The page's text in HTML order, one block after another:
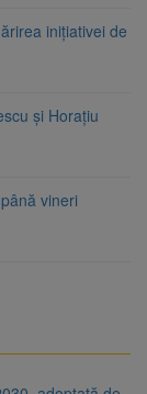
inițiativei de
și Horațiu
vineri